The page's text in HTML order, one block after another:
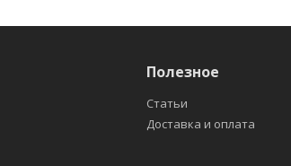
Полезное
Статьи
Доставка и оплата